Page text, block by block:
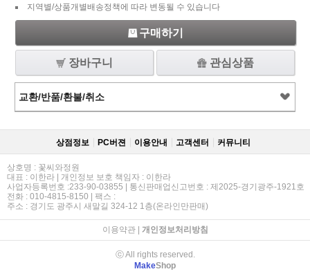
지역별/상품개별배송정책에 따라 변동될 수 있습니다
구매하기
장바구니 관심상품
교환/반품/환불/취소
상점정보 PC버젼 이용안내 고객센터 커뮤니티
상호명 : 꽃씨와정원
대표 : 이한라 | 개인정보 보호 책임자 : 이한라
사업자등록번호 :233-90-03855 | 통신판매업신고번호 : 제2025-경기광주-1921호
전화 : 010-4815-8150 | 팩스 :
주소 : 경기도 광주시 새말길 324-12 1층(온라인만판매)
이용약관| 개인정보처리방침
ⓒ All rights reserved.
MakeShop